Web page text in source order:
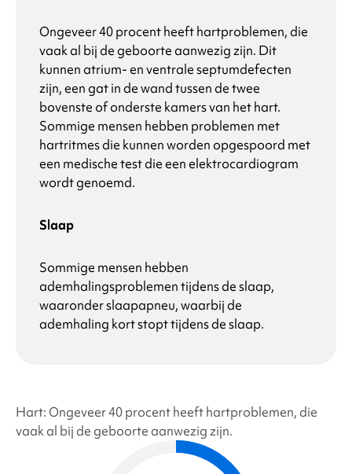
Ongeveer 40 procent heeft hartproblemen, die
vaak al bij de geboorte aanwezig zijn. Dit
kunnen atrium- en ventrale septumdefecten
zijn, een gat in de wand tussen de twee
bovenste of onderste kamers van het hart.
Sommige mensen hebben problemen met
hartritmes die kunnen worden opgespoord met
een medische test die een elektrocardiogram
wordt genoemd.
Slaap
Sommige mensen hebben
ademhalingsproblemen tijdens de slaap,
waaronder slaapapneu, waarbij de
ademhaling kort stopt tijdens de slaap.
Hart: Ongeveer 40 procent heeft hartproblemen, die
vaak al bij de geboorte aanwezig zijn.